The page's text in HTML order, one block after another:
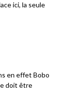
ici, la seule
en effet Bobo
doit être